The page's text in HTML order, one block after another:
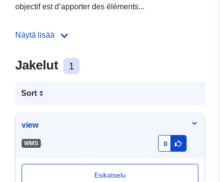
objectif est d’apporter des éléments...
Näytä lisää
Jakelut 1
Sort
view
WMS - 0
Esikatselu